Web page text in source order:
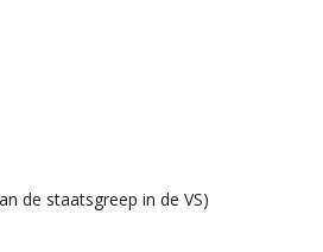
de staatsgreep in de VS)